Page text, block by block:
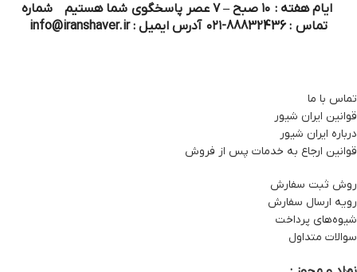
ایام هفته : ۱۰ صبح – ۷ عصر پاسخگوی شما هستیم شماره
تماس : 88832436-۰۲۱ آدرس ایمیل : info@iranshaver.ir
تماس با ما
قوانین ایران شیور
درباره ایران شیور
قوانین ارجاع به خدمات پس از فروش
روش ثبت سفارش
رویه ارسال سفارش
شیوه‌های پرداخت
سوالات متداول